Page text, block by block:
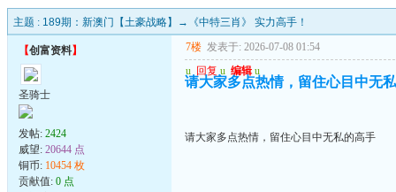
主题 : 189期：新澳门【土豪战略】→《中特三肖》 实力高手！
【创富资料】
圣骑士
发帖: 2424
威望: 20644 点
铜币: 10454 枚
贡献值: 0 点
7楼 发表于: 2026-07-08 01:54
u 回复 u 编辑 u
请大家多点热情，留住心目中无
请大家多点热情，留住心目中无私的高手